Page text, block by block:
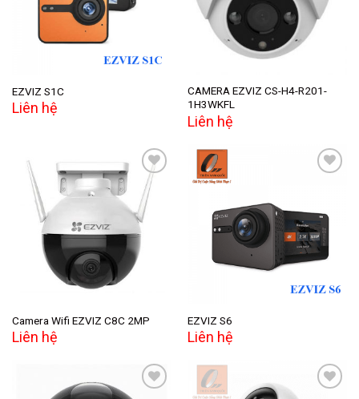
EZVIZ S1C
Liên hệ
CAMERA EZVIZ CS-H4-R201-
1H3WKFL
Liên hệ
Add to
wishlist
Camera Wifi EZVIZ C8C 2MP
Liên hệ
Add to
wishlist
EZVIZ S6
Liên hệ